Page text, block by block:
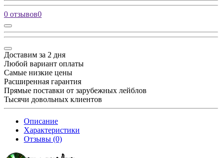
0 отзывов0
Доставим за 2 дня
Любой вариант оплаты
Самые низкие цены
Расширенная гарантия
Прямые поставки от зарубежных лейблов
Тысячи довольных клиентов
Описание
Характеристики
Отзывы (0)